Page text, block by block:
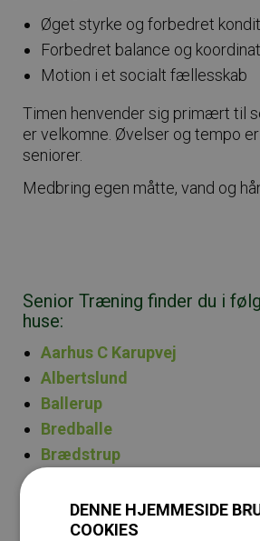
Øget styrke og forbedret
Forbedret balance og
Motion i et socialt fællesskab
Timen henvender sig primært til
er velkomne. Øvelser og tempo
seniorer.
Medbring egen måtte, vand og
Senior Træning finder du i
huse:
Aarhus C Karupvej
Albertslund
Ballerup
Bredballe
Brædstrup
Fredericia
Galten
DENNE HJEMMESIDE
COOKIES